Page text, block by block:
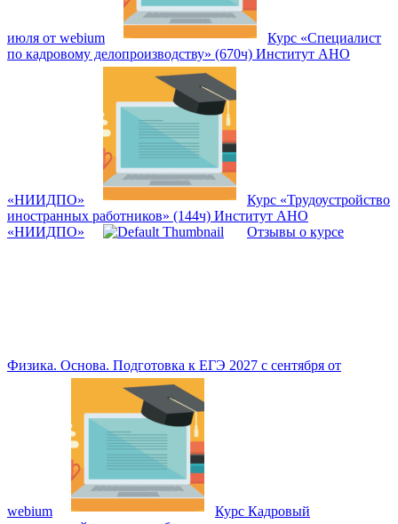
июля от webium
Курс «Специалист
по кадровому делопроизводству» (670ч) Институт АНО
«НИИДПО»
Курс «Трудоустройство
иностранных работников» (144ч) Институт АНО
«НИИДПО»
Отзывы о курсе
Физика. Основа. Подготовка к ЕГЭ 2027 с сентября от
webium
Курс Кадровый